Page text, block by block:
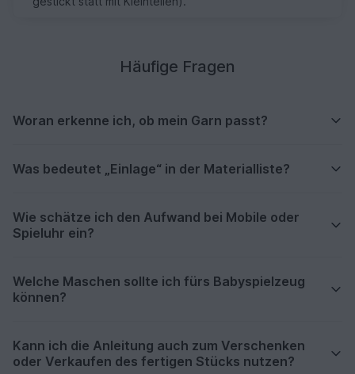
Häufige Fragen
Woran erkenne ich, ob mein Garn passt?
Was bedeutet „Einlage“ in der Materialliste?
Wie schätze ich den Aufwand bei Mobile oder
Spieluhr ein?
Welche Maschen sollte ich fürs Babyspielzeug
können?
Kann ich die Anleitung auch zum Verschenken
oder Verkaufen des fertigen Stücks nutzen?